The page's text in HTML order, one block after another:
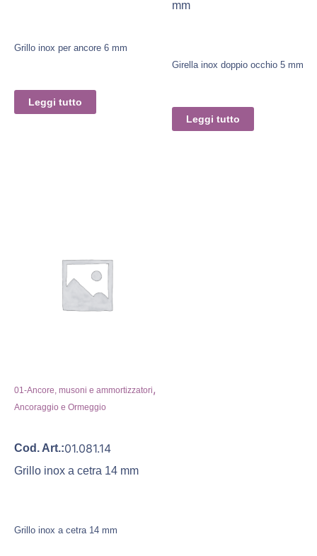
Grillo inox per ancore 6 mm
Leggi tutto
mm
Girella inox doppio occhio 5 mm
Leggi tutto
01-Ancore, musoni e ammortizzatori,
Ancoraggio e Ormeggio
Cod. Art.:01.081.14
Grillo inox a cetra 14 mm
Grillo inox a cetra 14 mm